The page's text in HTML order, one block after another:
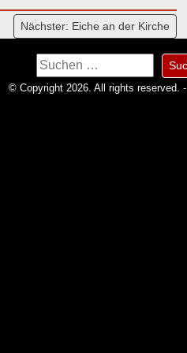
Nächster: Eiche an der Kirche
Suchen
nach:
© Copyright 2026. All rights reserved. -